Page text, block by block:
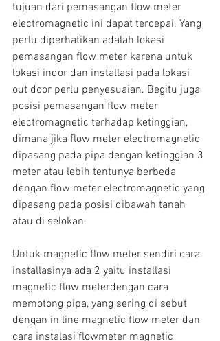
tujuan dari pemasangan flow meter
electromagnetic ini dapat tercepai. Yang
perlu diperhatikan adalah lokasi
pemasangan flow meter karena untuk
lokasi indor dan installasi pada lokasi
out door perlu penyesuaian. Begitu juga
posisi pemasangan flow meter
electromagnetic terhadap ketinggian,
dimana jika flow meter electromagnetic
dipasang pada pipa dengan ketinggian 3
meter atau lebih tentunya berbeda
dengan flow meter electromagnetic yang
dipasang pada posisi dibawah tanah
atau di selokan.
Untuk magnetic flow meter sendiri cara
installasinya ada 2 yaitu installasi
magnetic flow meterdengan cara
memotong pipa, yang sering di sebut
dengan in line magnetic flow meter dan
cara instalasi flowmeter magnetic